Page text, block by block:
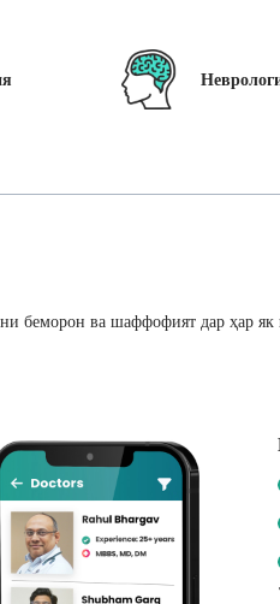
беморон ва шаффофият дар ҳар як